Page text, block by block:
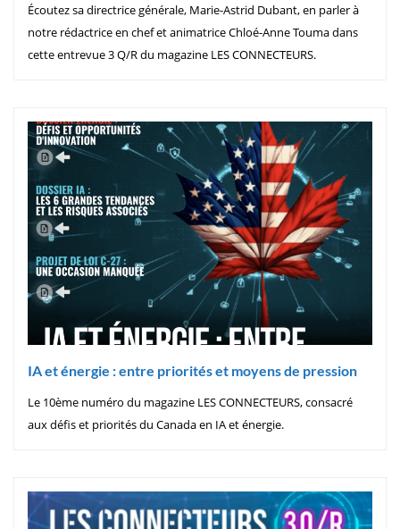
Écoutez sa directrice générale, Marie-Astrid Dubant, en parler à
notre rédactrice en chef et animatrice Chloé-Anne Touma dans
cette entrevue 3 Q/R du magazine LES CONNECTEURS.
IA et énergie : entre priorités et moyens de pression
Le 10ème numéro du magazine LES CONNECTEURS, consacré
aux défis et priorités du Canada en IA et énergie.